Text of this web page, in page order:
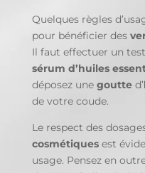
Quelques règles
pour bénéficier des
Il faut effectuer un
sérum d’huiles
déposez une goutte d’
de votre coude.
Le respect des
cosmétiquesest
usage. Pensez en